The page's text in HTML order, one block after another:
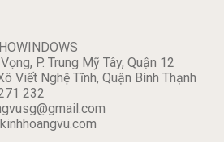
P. Trung Mỹ Tây, Quận 12
Viết Nghệ Tĩnh, Quận Bình Thạnh
232